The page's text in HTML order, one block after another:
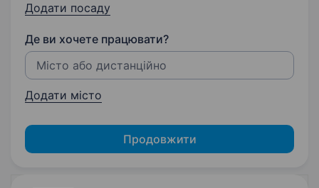
Додати посаду
Де ви хочете працювати?
Додати місто
Продовжити